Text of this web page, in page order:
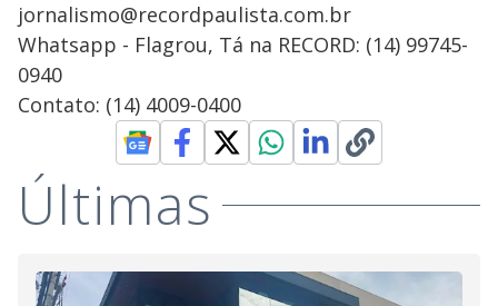
jornalismo@recordpaulista.com.br
Whatsapp - Flagrou, Tá na RECORD: (14) 99745-
0940
Contato: (14) 4009-0400
Últimas